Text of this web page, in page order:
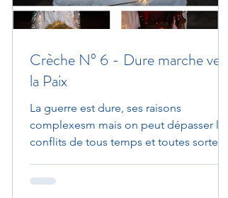
Crèche N° 6 - Dure marche vers
la Paix
La guerre est dure, ses raisons
complexesm mais on peut dépasser les
conflits de tous temps et toutes sortes